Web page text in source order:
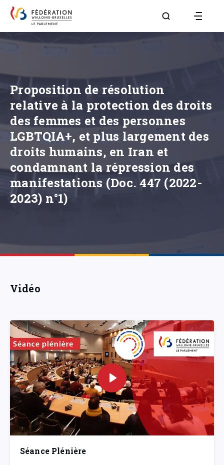
Aller à la page
Proposition de résolution
relative à la protection des droits
des femmes et des personnes
LGBTQIA+, et plus largement des
droits humains, en Iran et
condamnant la répression des
manifestations (Doc. 447 (2022-
2023) n°1)
Vidéo
Séance Plénière